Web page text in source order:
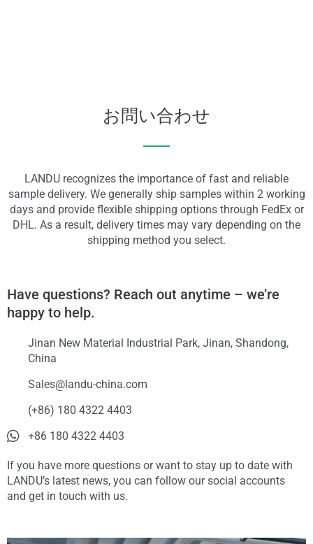
お問い合わせ
LANDU recognizes the importance of fast and reliable
sample delivery. We generally ship samples within 2 working
days and provide flexible shipping options through FedEx or
DHL. As a result, delivery times may vary depending on the
shipping method you select.
Have questions? Reach out anytime – we’re
happy to help.
Jinan New Material Industrial Park, Jinan, Shandong,
China
Sales@landu-china.com
(+86) 180 4322 4403
+86 180 4322 4403
If you have more questions or want to stay up to date with
LANDU’s latest news, you can follow our social accounts
and get in touch with us.